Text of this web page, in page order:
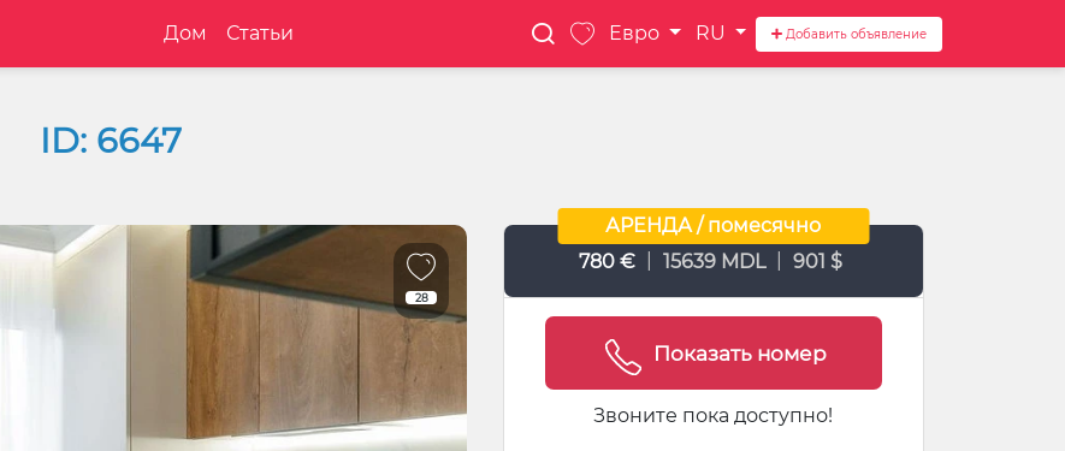
Дом Статьи Евро RU Добавить объявление
ID: 6647
28
АРЕНДА / помесячно
780 €
15639 MDL 901 $
Показать номер
Звоните пока доступно!